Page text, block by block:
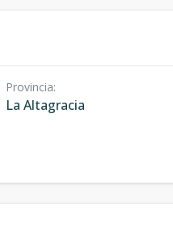
Provincia:
La Altagracia